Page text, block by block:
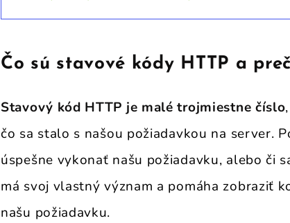
Čo sú stavové kódy HTTP a
Stavový kód HTTP je malé trojmiestne číslo
čo sa stalo s našou požiadavkou na server.
úspešne vykonať našu požiadavku, alebo či
má svoj vlastný význam a pomáha zobraziť
našu požiadavku.